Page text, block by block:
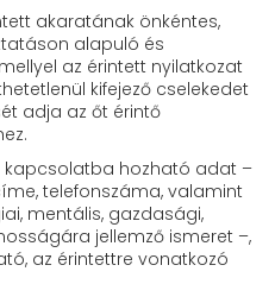
akaratának önkéntes,
alapuló és
az érintett nyilatkozat
kifejező cselekedet
adja az őt érintő
hozható adat –
telefonszáma, valamint
mentális, gazdasági,
jellemző ismeret –,
az érintettre vonatkozó